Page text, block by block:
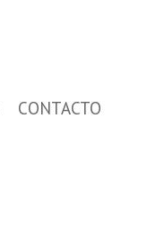
CONTACTO